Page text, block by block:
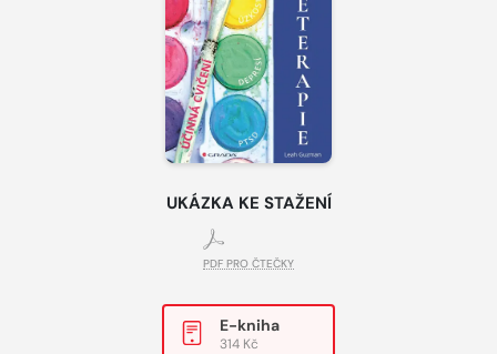
UKÁZKA KE STAŽENÍ
PDF PRO ČTEČKY
E-kniha
314 Kč